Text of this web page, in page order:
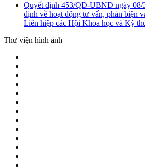
Quyết định 453/QĐ-UBND ngày 08/
định về hoạt động tư vấn, phản biện
Liên hiệp các Hội Khoa học và Kỹ
Thư viện hình ảnh